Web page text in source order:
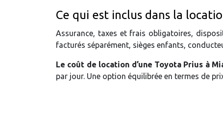
Ce qui est inclus dans la
Assurance, taxes et frais obligatoires,
facturés séparément, sièges enfants,
Le coût de location d’une Toyota Prius à
par jour. Une option équilibrée en termes de